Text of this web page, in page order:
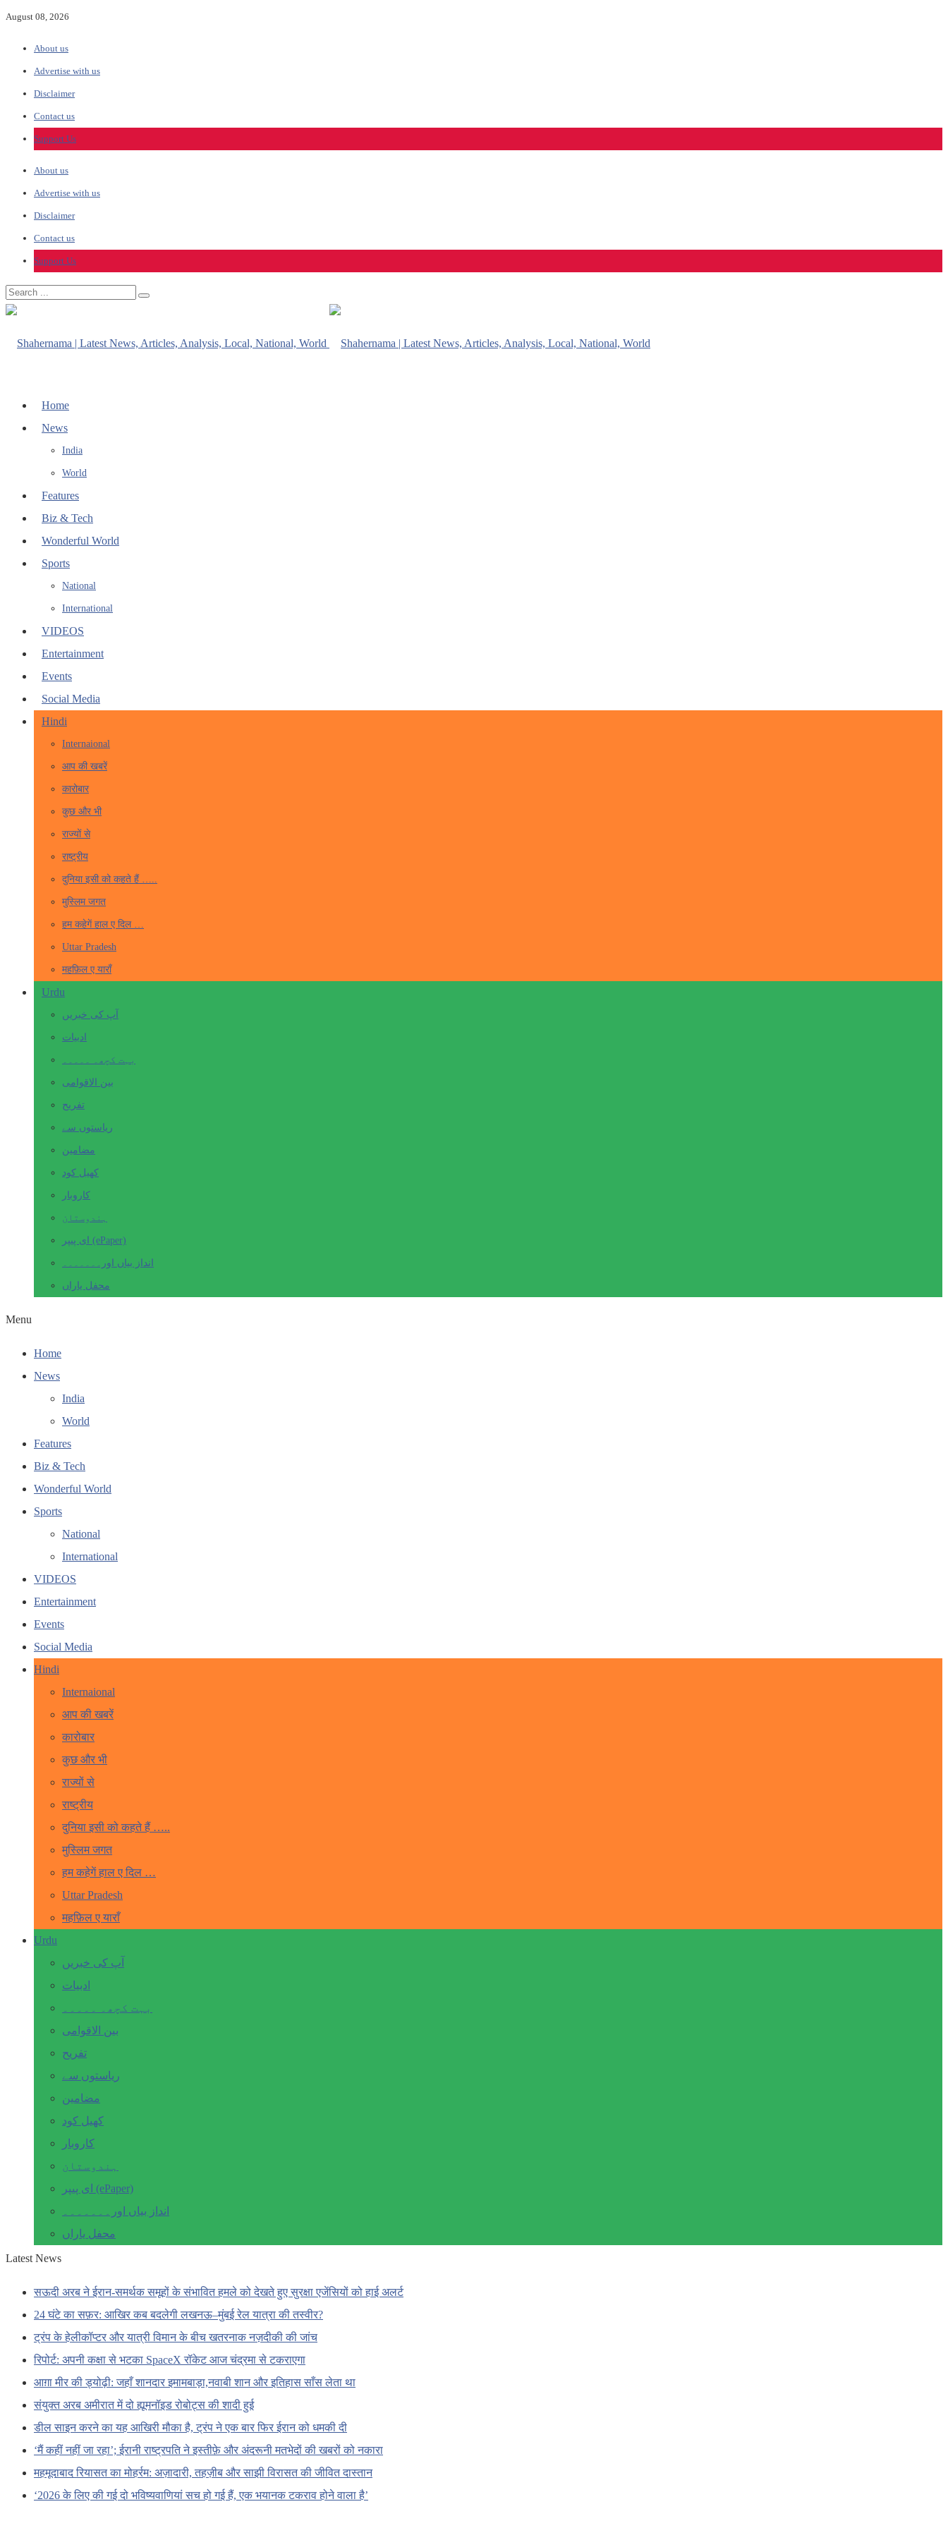
August 08, 2026
About us
Advertise with us
Disclaimer
Contact us
Support Us
About us
Advertise with us
Disclaimer
Contact us
Support Us
Home
News
India
World
Features
Biz & Tech
Wonderful World
Sports
National
International
VIDEOS
Entertainment
Events
Social Media
Hindi
Internaional
आप की खबरें
कारोबार
कुछ और भी
राज्यों से
राष्ट्रीय
दुनिया इसी को कहते हैं …..
मुस्लिम जगत
हम कहेगें हाल ए दिल …
Uttar Pradesh
महफ़िल ए याराँ
Urdu
آپ کی خبریں
ادبیات
بہت کچھ۔ ۔۔۔۔۔
بین الاقوامی
تفریح
ریاستوں سے
مضامین
کھیل کود
کاروبار
ہندوستان
ای پیپر (ePaper)
انداز بیاں اور۔۔۔۔۔۔۔
محفل یاراں
Menu
Home
News
India
World
Features
Biz & Tech
Wonderful World
Sports
National
International
VIDEOS
Entertainment
Events
Social Media
Hindi
Internaional
आप की खबरें
कारोबार
कुछ और भी
राज्यों से
राष्ट्रीय
दुनिया इसी को कहते हैं …..
मुस्लिम जगत
हम कहेगें हाल ए दिल …
Uttar Pradesh
महफ़िल ए याराँ
Urdu
آپ کی خبریں
ادبیات
بہت کچھ۔ ۔۔۔۔۔
بین الاقوامی
تفریح
ریاستوں سے
مضامین
کھیل کود
کاروبار
ہندوستان
ای پیپر (ePaper)
انداز بیاں اور۔۔۔۔۔۔۔
محفل یاراں
Latest News
सऊदी अरब ने ईरान-समर्थक समूहों के संभावित हमले को देखते हुए सुरक्षा एजेंसियों को हाई अलर्ट
24 घंटे का सफ़र: आखिर कब बदलेगी लखनऊ–मुंबई रेल यात्रा की तस्वीर?
ट्रंप के हेलीकॉप्टर और यात्री विमान के बीच खतरनाक नज़दीकी की जांच
रिपोर्ट: अपनी कक्षा से भटका SpaceX रॉकेट आज चंद्रमा से टकराएगा
आग़ा मीर की ड्योढ़ी: जहाँ शानदार इमामबाड़ा,नवाबी शान और इतिहास साँस लेता था
संयुक्त अरब अमीरात में दो ह्यूमनॉइड रोबोट्स की शादी हुई
डील साइन करने का यह आखिरी मौका है, ट्रंप ने एक बार फिर ईरान को धमकी दी
‘मैं कहीं नहीं जा रहा’; ईरानी राष्ट्रपति ने इस्तीफ़े और अंदरूनी मतभेदों की खबरों को नकारा
महमूदाबाद रियासत का मोहर्रम: अज़ादारी, तहज़ीब और साझी विरासत की जीवित दास्तान
‘2026 के लिए की गई दो भविष्यवाणियां सच हो गई हैं, एक भयानक टकराव होने वाला है’